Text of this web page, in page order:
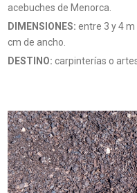
acebuches de Menorca.
DIMENSIONES: entre 3 y 4 m
cm de ancho.
DESTINO: carpinterías o